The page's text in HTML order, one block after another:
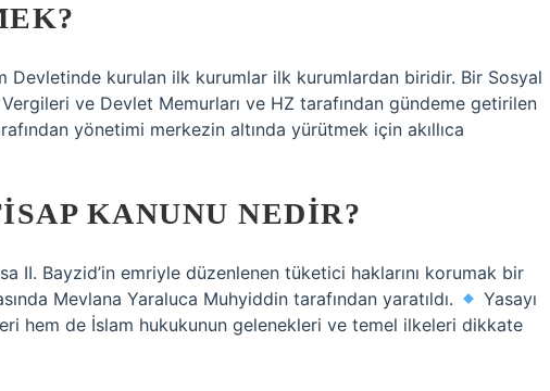
Devletinde kurulan ilk kurumlar ilk kurumlardan biridir. Bir Sosyal
ve Devlet Memurları ve HZ tarafından gündeme getirilen
yönetimi merkezin altında yürütmek için akıllıca
KANUNU NEDIR?
II. Bayzid’in emriyle düzenlenen tüketici haklarını korumak bir
Mevlana Yaraluca Muhyiddin tarafından yaratıldı.
Yasayı
hem de İslam hukukunun gelenekleri ve temel ilkeleri dikkate